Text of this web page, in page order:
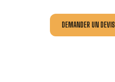
DEMANDER UN DEVIS